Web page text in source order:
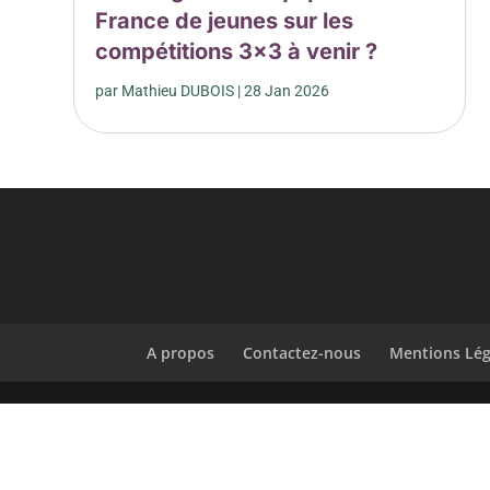
France de jeunes sur les
compétitions 3×3 à venir ?
par Mathieu DUBOIS |28 Jan 2026
A propos Contactez-nous Mentions